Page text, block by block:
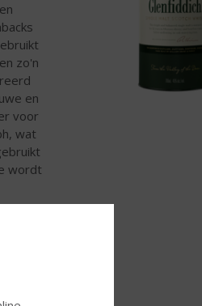
zo'n
en
voor
wat
wordt